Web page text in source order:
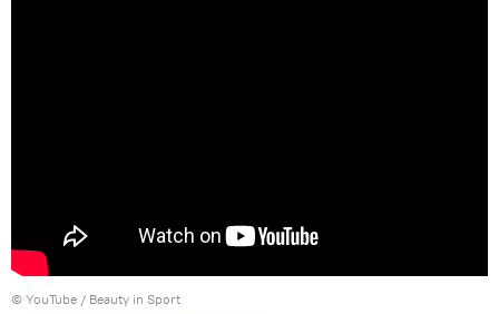
© YouTube / Beauty in Sport